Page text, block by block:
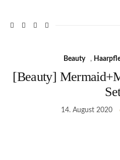
Beauty ,
[Beauty]
14. August 2020